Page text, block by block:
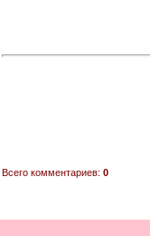
Всего комментариев: 0